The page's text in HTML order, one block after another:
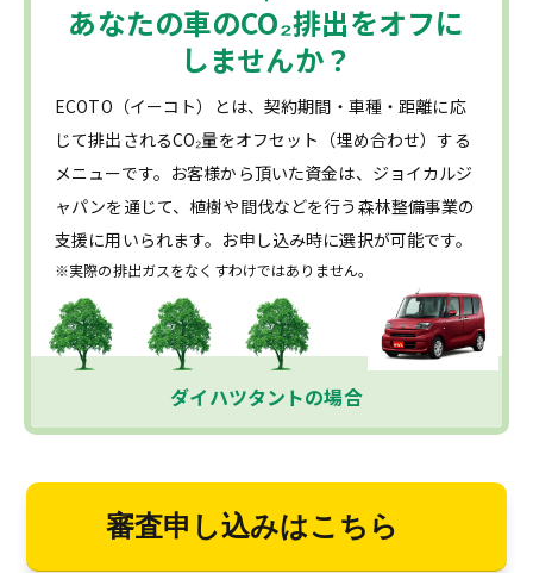
あなたの車のCO₂排出をオフに
しませんか？
ECOTO（イーコト）とは、契約期間・車種・距離に応
じて排出されるCO₂量をオフセット（埋め合わせ）する
メニューです。お客様から頂いた資金は、ジョイカルジ
ャパンを通じて、植樹や間伐などを行う森林整備事業の
支援に用いられます。お申し込み時に選択が可能です。
※実際の排出ガスをなくすわけではありません。
ダイハツタントの場合
審査申し込みはこちら